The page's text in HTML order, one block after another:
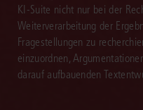
Mail informiert. Dank juris
KI-Suite nicht nur bei der
Weiterverarbeitung der
Fragestellungen zu
einzuordnen,
darauf aufbauenden